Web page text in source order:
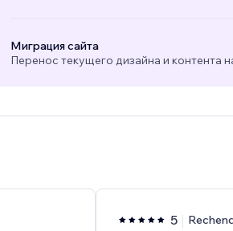
Миграция сайта
Перенос текущего дизайна и контента
5